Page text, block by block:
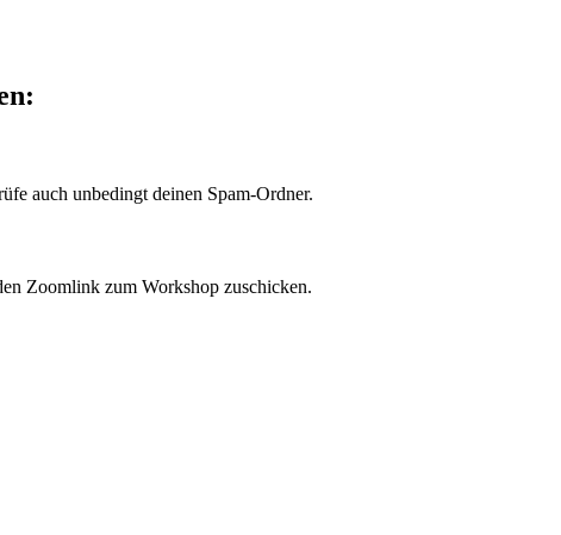
auch unbedingt deinen Spam-Ordner.
Zoomlink zum Workshop zuschicken.